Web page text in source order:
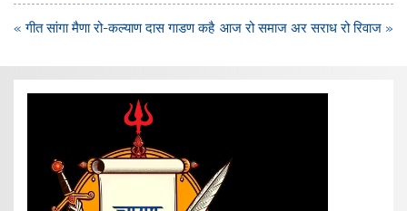
Post
« गीत सांगा मैणा रो-कल्याण दास गाडण कहै आज रो समाज अर सराध रो रिवाज »